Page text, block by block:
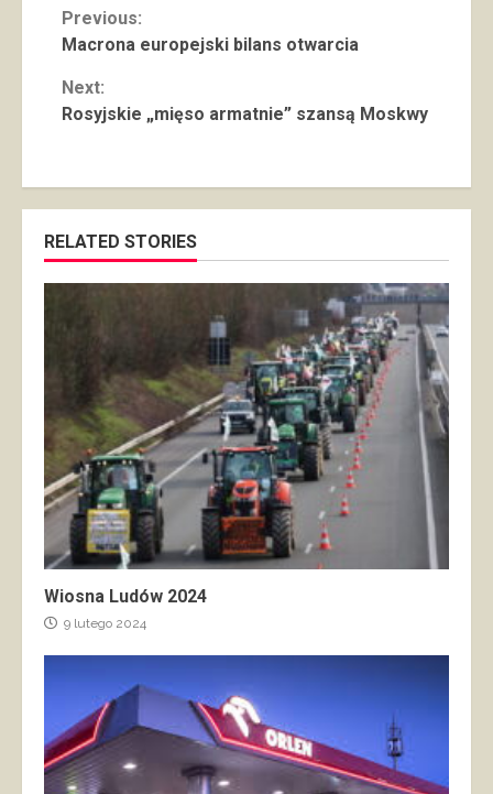
Continue
Previous:
Macrona europejski bilans otwarcia
Next:
Rosyjskie „mięso armatnie” szansą Moskwy
RELATED STORIES
Wiosna Ludów 2024
9 lutego 2024